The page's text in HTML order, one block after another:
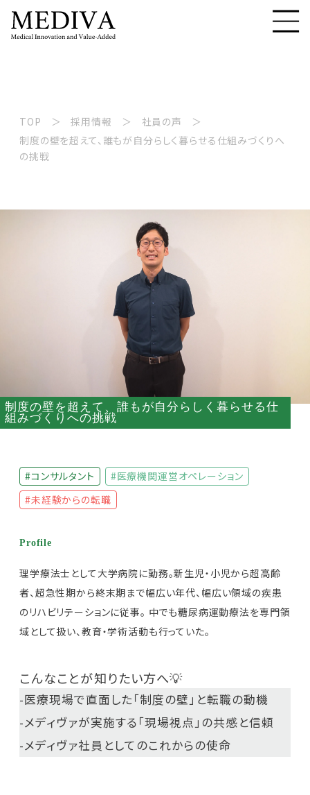
#コンサルティング
TOP 採用情報
社員の声
制度の壁を超えて、誰もが自分らしく暮らせる仕組みづくりへ
の挑戦
制度の壁を超えて、誰もが自分らしく暮らせる仕
組みづくりへの挑戦
#コンサルタント
#医療機関運営オペレーション
#未経験からの転職
Profile
理学療法士として大学病院に勤務。新生児・小児から超高齢
者、超急性期から終末期まで幅広い年代、幅広い領域の疾患
のリハビリテーションに従事。 中でも糖尿病運動療法を専門領
域として扱い、教育・学術活動も行っていた。
こんなことが知りたい方へ💡
-医療現場で直面した「制度の壁」と転職の動機
-メディヴァが実施する「現場視点」の共感と信頼
-メディヴァ社員としてのこれからの使命